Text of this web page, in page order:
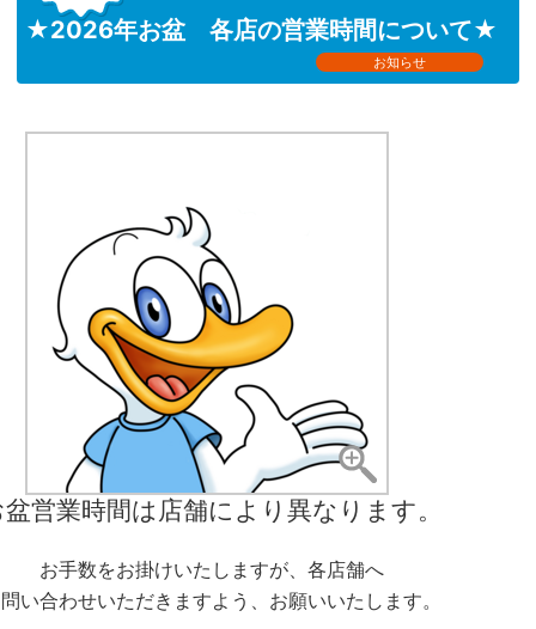
★2026年お盆 各店の営業時間について★
お知らせ
営業時間は店舗により異なります。
お手数をお掛けいたしますが、各店舗へ
い合わせいただきますよう、お願いいたします。